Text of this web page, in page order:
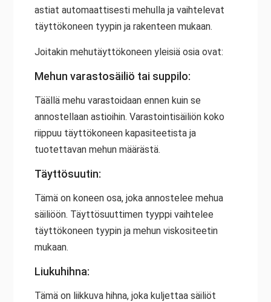
astiat automaattisesti mehulla ja vaihtelevat
täyttökoneen tyypin ja rakenteen mukaan.
Joitakin mehutäyttökoneen yleisiä osia ovat:
Mehun varastosäiliö tai suppilo:
Täällä mehu varastoidaan ennen kuin se
annostellaan astioihin. Varastointisäiliön koko
riippuu täyttökoneen kapasiteetista ja
tuotettavan mehun määrästä.
Täyttösuutin:
Tämä on koneen osa, joka annostelee mehua
säiliöön. Täyttösuuttimen tyyppi vaihtelee
täyttökoneen tyypin ja mehun viskositeetin
mukaan.
Liukuhihna:
Tämä on liikkuva hihna, joka kuljettaa säiliöt